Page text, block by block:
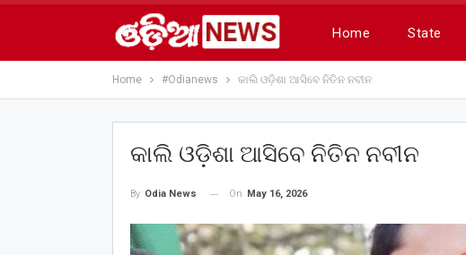
Home State
Home #Odianews କାଲି ଓଡ଼ିଶା ଆସିବେ ନିତିନ ନବୀନ
କାଲି ଓଡ଼ିଶା ଆସିବେ ନିତିନ ନବୀନ
By Odia News On May 16, 2026